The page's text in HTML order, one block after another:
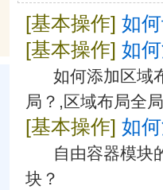
[基本操作] 如
[基本操作] 如
如何添加区域
局？,区域布局全
[基本操作] 如
自由容器模块
块？